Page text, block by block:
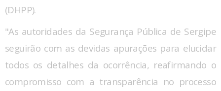
(DHPP).
"As autoridades da Segurança Pública de Sergipe
seguirão com as devidas apurações para elucidar
todos os detalhes da ocorrência, reafirmando o
compromisso com a transparência no processo